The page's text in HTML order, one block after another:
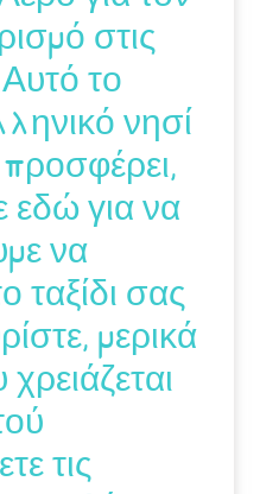
στις
το
νησί
εδώ για να
να
ταξίδι σας
μερικά
τις